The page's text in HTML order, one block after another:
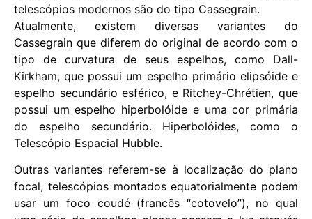
telescópios modernos são do tipo Cassegrain.
Atualmente, existem diversas variantes do
Cassegrain que diferem do original de acordo com o
tipo de curvatura de seus espelhos, como Dall-
Kirkham, que possui um espelho primário elipsóide e
espelho secundário esférico, e Ritchey-Chrétien, que
possui um espelho hiperbolóide e uma cor primária
do espelho secundário. Hiperbolóides, como o
Telescópio Espacial Hubble.
Outras variantes referem-se à localização do plano
focal, telescópios montados equatorialmente podem
usar um foco coudé (francês “cotovelo”), no qual